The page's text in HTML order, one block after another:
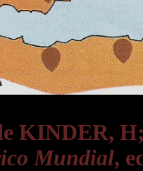
KINDER,
Mundial,